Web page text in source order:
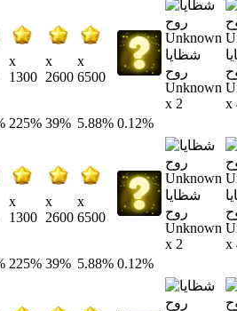
x
1300
x
2600
x
6500
شظايا
روح
Unknown
x 2
x
225% 39% 5.88% 0.12%
x
1300
x
2600
x
6500
شظايا
روح
Unknown
x 2
x
225% 39% 5.88% 0.12%